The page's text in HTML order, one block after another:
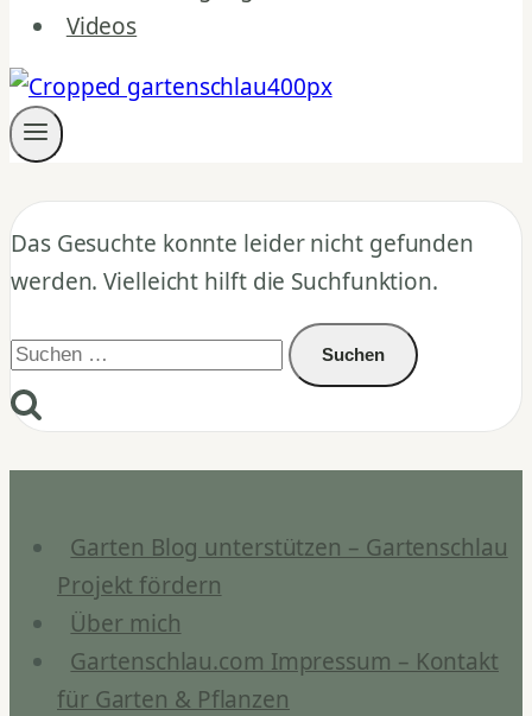
Videos
Das Gesuchte konnte leider nicht gefunden
werden. Vielleicht hilft die Suchfunktion.
Suchen
nach:
Garten Blog unterstützen – Gartenschlau
Projekt fördern
Über mich
Gartenschlau.com Impressum – Kontakt
für Garten & Pflanzen